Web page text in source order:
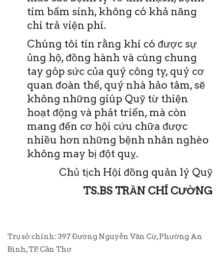
tim bẩm sinh, không có khả năng
chi trả viện phí.
Chúng tôi tin rằng khi có được sự
ủng hộ, đồng hành và cùng chung
tay góp sức của quý công ty, quý cơ
quan đoàn thể, quý nhà hảo tâm, sẽ
không những giúp Quỹ từ thiện
hoạt động và phát triển, mà còn
mang đến cơ hội cứu chữa được
nhiều hơn những bệnh nhân nghèo
không may bị đột quỵ.
Chủ tịch Hội đồng quản lý Quỹ
TS.BS TRẦN CHÍ CƯỜNG
Trụ sở chính: 397 Đường Nguyễn Văn Cừ, Phường An
Bình, TP. Cần Thơ